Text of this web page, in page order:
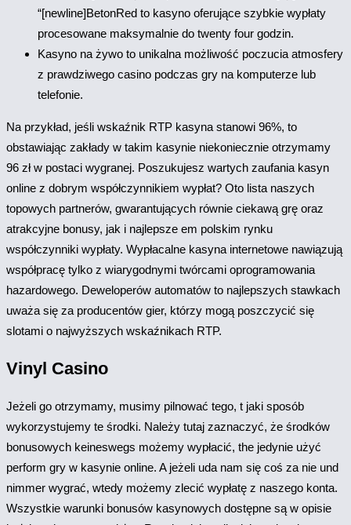
“[newline]BetonRed to kasyno oferujące szybkie wypłaty
procesowane maksymalnie do twenty four godzin.
Kasyno na żywo to unikalna możliwość poczucia atmosfery
z prawdziwego casino podczas gry na komputerze lub
telefonie.
Na przykład, jeśli wskaźnik RTP kasyna stanowi 96%, to
obstawiając zakłady w takim kasynie niekoniecznie otrzymamy
96 zł w postaci wygranej. Poszukujesz wartych zaufania kasyn
online z dobrym współczynnikiem wypłat? Oto lista naszych
topowych partnerów, gwarantujących równie ciekawą grę oraz
atrakcyjne bonusy, jak i najlepsze em polskim rynku
współczynniki wypłaty. Wypłacalne kasyna internetowe nawiązują
współpracę tylko z wiarygodnymi twórcami oprogramowania
hazardowego. Deweloperów automatów to najlepszych stawkach
uważa się za producentów gier, którzy mogą poszczycić się
slotami o najwyższych wskaźnikach RTP.
Vinyl Casino
Jeżeli go otrzymamy, musimy pilnować tego, t jaki sposób
wykorzystujemy te środki. Należy tutaj zaznaczyć, że środków
bonusowych keineswegs możemy wypłacić, the jedynie użyć
perform gry w kasynie online. A jeżeli uda nam się coś za nie und
nimmer wygrać, wtedy możemy zlecić wypłatę z naszego konta.
Wszystkie warunki bonusów kasynowych dostępne są w opisie